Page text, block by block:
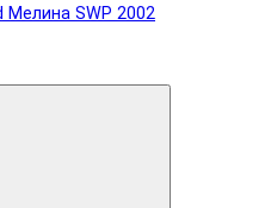
Мелина SWP 2002